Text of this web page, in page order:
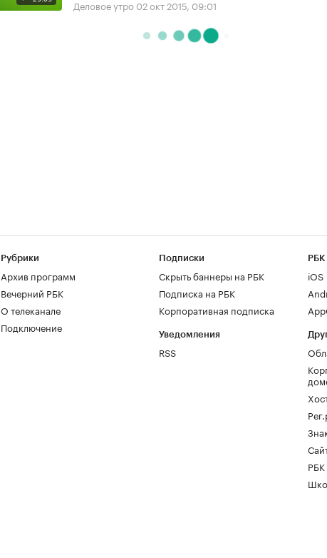
Деловое утро 02 окт 2015, 09:01
Рубрики
Архив программ
Вечерний РБК
О телеканале
Подключение
Подписки
Скрыть баннеры на РБК
Подписка на РБК
Корпоративная подписка
Уведомления
RSS
РБК
iOS